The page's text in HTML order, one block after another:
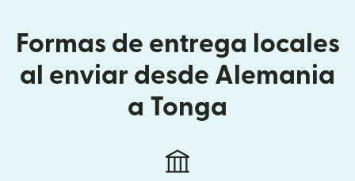
Formas de entrega locales
al enviar desde Alemania
a Tonga